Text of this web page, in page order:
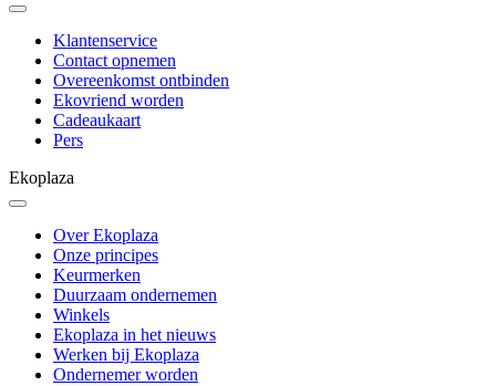
Klantenservice
Contact opnemen
Overeenkomst ontbinden
Ekovriend worden
Cadeaukaart
Pers
Ekoplaza
Over Ekoplaza
Onze principes
Keurmerken
Duurzaam ondernemen
Winkels
Ekoplaza in het nieuws
Werken bij Ekoplaza
Ondernemer worden